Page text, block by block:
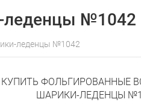
леденцы №1042
леденцы №1042
КУПИТЬ ФОЛЬГИРОВАННЫЕ
ШАРИКИ-ЛЕДЕНЦЫ